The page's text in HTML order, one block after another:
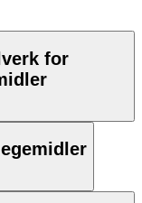
for